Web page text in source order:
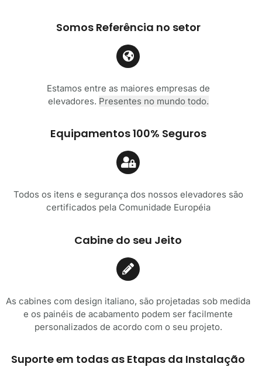
Somos Referência no setor
Estamos entre as maiores empresas de
elevadores. Presentes no mundo todo.
Equipamentos 100% Seguros
Todos os itens e segurança dos nossos elevadores são
certificados pela Comunidade Européia
Cabine do seu Jeito
As cabines com design italiano, são projetadas sob medida
e os painéis de acabamento podem ser facilmente
personalizados de acordo com o seu projeto.
Suporte em todas as Etapas da Instalação